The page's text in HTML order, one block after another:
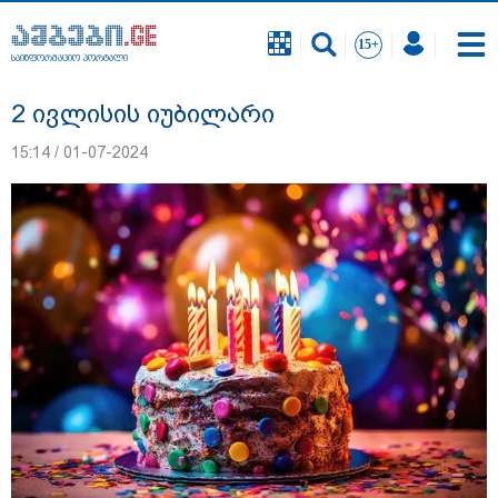
საინფორმაციო პორტალი
18 წელი აგვისტოს ომიდან - ტრაგიკული
მოვლენების ქრონოლოგია, რომელიც
შესაძლოა, აღარ გვახსოვს
საინფორმაციო პორტალი
2 ივლისის იუბილარი
15:14 / 01-07-2024